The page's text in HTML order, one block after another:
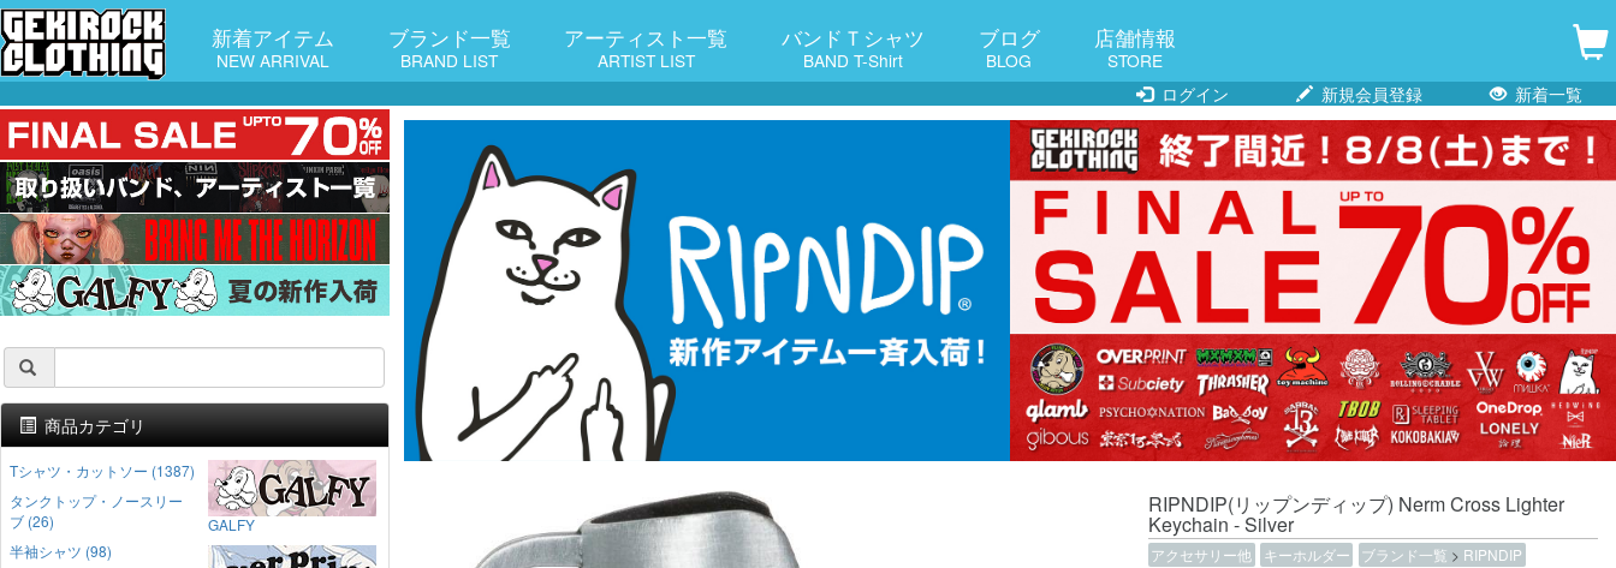
新着アイテム
NEW ARRIVAL
ブランド一覧
BRAND LIST
アーティスト一覧
ARTIST LIST
バンドＴシャツ
BAND T-Shirt
ブログ
BLOG
店舗情報
STORE
ログイン
新規会員登録 新着一覧
RIPNDIP(リップンディップ) Nerm Cross Lighter
Keychain - Silver
アクセサリー他 キーホルダー ブランド一覧 > RIPNDIP
商品カテゴリ
Tシャツ・カットソー (1387)
タンクトップ・ノースリー
ブ (26)
半袖シャツ (98)
GALFY